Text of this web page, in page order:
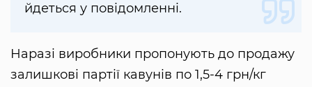
йдеться у повідомленні.
Наразі виробники пропонують до продажу
залишкові партії кавунів по 1,5-4 грн/кг